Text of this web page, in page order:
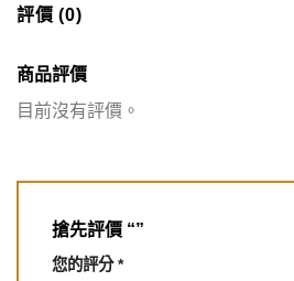
評價 (0)
商品評價
目前沒有評價。
搶先評價 “”
您的評分*